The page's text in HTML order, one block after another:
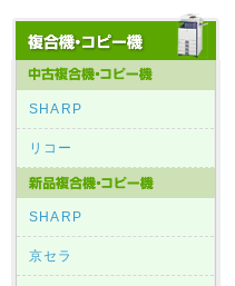
SHARP
リコー
SHARP
京セラ